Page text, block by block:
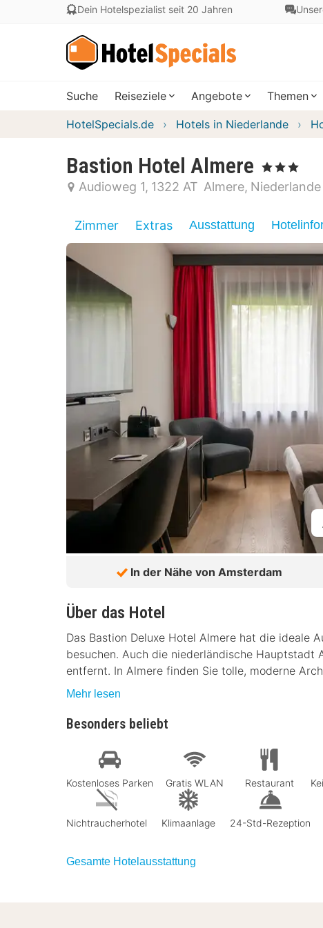
Dein Hotelspezialist seit 20 Jahren
Suche Reiseziele Angebote Themen
HotelSpecials.de Hotels in Niederlande
Bastion Hotel Almere , 3 Sterne
Audioweg 1 1322 AT Almere Niederlande
Zimmer Extras Ausstattung
In der Nähe von Amsterdam
Über das Hotel
Das Bastion Deluxe Hotel Almere hat die ideale
besuchen. Auch die niederländische
entfernt. In Almere finden Sie tolle, moderne
Mehr lesen
Besonders beliebt
Kostenloses Parken Gratis WLAN Restaurant
Nichtraucherhotel Klimaanlage 24-Std-Rezeption
Gesamte Hotelausstattung